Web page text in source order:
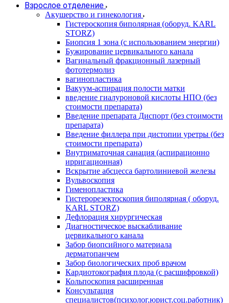
Взрослое отделение
Акушерство и гинекология
Гистероскопия биполярная (оборуд. KARL
STORZ)
Биопсия 1 зона (с использованием энергии)
Бужирование цервикального канала
Вагинальный фракционный лазерный
фототермолиз
вагинопластика
Вакуум-аспирация полости матки
введение гиалуроновой кислоты НПО (без
стоимости препарата)
Введение препарата Диспорт (без стоимости
препарата)
Введение филлера при дистопии уретры (без
стоимости препарата)
Внутриматочная санация (аспирационно
ирригационная)
Вскрытие абсцесса бартолиниевой железы
Вульвоскопия
Гименопластика
Гистерорезектоскопия биполярная ( оборуд.
KARL STORZ)
Дефлорация хирургическая
Диагностическое выскабливание
цервикального канала
Забор биопсийного материала
дерматопанчем
Забор биологических проб врачом
Кардиотокография плода (с расшифровкой)
Кольпоскопия расширенная
Консультация
специалистов(психолог,юрист,соц.работник)